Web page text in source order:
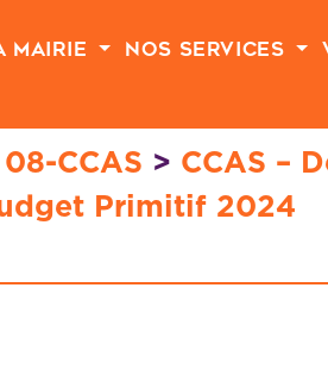
Mairie Nos Services
08-CCAS > CCAS –
Primitif 2024